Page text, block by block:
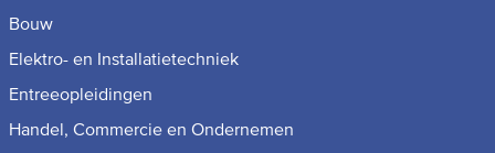
Bouw
Elektro- en Installatietechniek
Entreeopleidingen
Handel, Commercie en Ondernemen